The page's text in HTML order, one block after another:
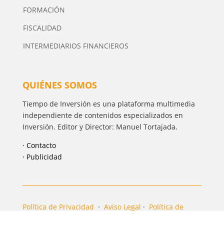
FORMACIÓN
FISCALIDAD
INTERMEDIARIOS FINANCIEROS
QUIÉNES SOMOS
Tiempo de Inversión es una plataforma multimedia
independiente de contenidos especializados en
Inversión. Editor y Director: Manuel Tortajada.
· Contacto
· Publicidad
Política de Privacidad · Aviso Legal · Política de